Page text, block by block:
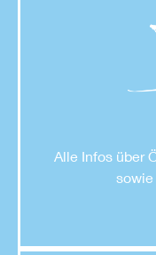
Alle Infos über
sowie